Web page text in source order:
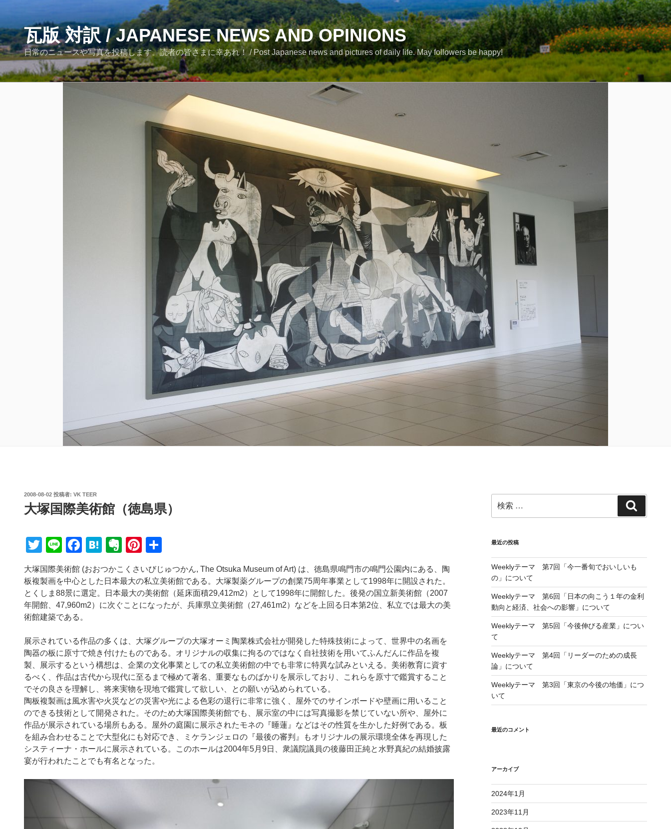
テ
ン
ツ
ス
瓦版 対訳 / JAPANESE NEWS AND OPINIONS
日常のニュースや写真を投稿します。読者の皆さまに幸あれ！ / Post Japanese news and pictures of daily life. May followers be happy!
投
日:
2008-08-02 投稿者: VK TEER
大塚国際美術館（徳島県）
T
wi
tt
er
Li
n
e
F
a
c
e
b
o
o
k
H
e
n
a
E
v
er
n
ot
Pi
er
e
st
大塚国際美術館 (おおつかこくさいびじゅつかん, The Otsuka Museum of Art) は、徳島県鳴門市の鳴門公園内にある、陶
板複製画を中心とした日本最大の私立美術館である。大塚製薬グループの創業75周年事業として1998年に開設された。
とくしま88景に選定。日本最大の美術館（延床面積29,412m2）として1998年に開館した。後発の国立新美術館（2007
年開館、47,960m2）に次ぐことになったが、兵庫県立美術館（27,461m2）などを上回る日本第2位、私立では最大の美
術館建築である。
展示されている作品の多くは、大塚グループの大塚オーミ陶業株式会社が開発した特殊技術によって、世界中の名画を
陶器の板に原寸で焼き付けたものである。オリジナルの収集に拘るのではなく自社技術を用いてふんだんに作品を複
製、展示するという構想は、企業の文化事業としての私立美術館の中でも非常に特異な試みといえる。美術教育に資す
るべく、作品は古代から現代に至るまで極めて著名、重要なものばかりを展示しており、これらを原寸で鑑賞すること
でその良さを理解し、将来実物を現地で鑑賞して欲しい、との願いが込められている。
陶板複製画は風水害や火災などの災害や光による色彩の退行に非常に強く、屋外でのサインボードや壁画に用いること
のできる技術として開発された。そのため大塚国際美術館でも、展示室の中には写真撮影を禁じていない所や、屋外に
作品が展示されている場所もある。屋外の庭園に展示されたモネの『睡蓮』などはその性質を生かした好例である。板
を組み合わせることで大型化にも対応でき、ミケランジェロの『最後の審判』もオリジナルの展示環境全体を再現した
システィーナ・ホールに展示されている。このホールは2004年5月9日、衆議院議員の後藤田正純と水野真紀の結婚披露
宴が行われたことでも有名となった。
索:
索
最近の投稿
Weeklyテーマ 第7回「今一番旬でおいしいも
の」について
Weeklyテーマ 第6回「日本の向こう１年の金利
動向と経済、社会への影響」について
Weeklyテーマ 第5回「今後伸びる産業」につい
て
Weeklyテーマ 第4回「リーダーのための成長
論」について
Weeklyテーマ 第3回「東京の今後の地価」につ
いて
最近のコメント
アーカイブ
2024年1月
2023年11月